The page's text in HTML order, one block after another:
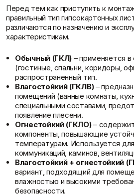
Потолок
Плита потолочная
Показать больше
Расходные
материалы
Мешки
Пленки
Скотчи/Ленты
Показать больше
Поиск по брендам
Перед тем как приступить к
правильный тип гипсокартонных
различаются по назначению и
характеристикам.
Обычный (ГКЛ) – применяется
(гостиные, спальни, коридоры,
распространенный тип.
Влагостойкий (ГКЛВ)–
помещений (ванные комнаты,
специальными составами,
появление плесени.
Огнестойкий (ГКЛО)–
компоненты, повышающие
температурам. Используется
коммуникаций, каминов,
Влагостойкий + огнестойкий
вариант, подходящий для
влажностью и высокими
безопасности.